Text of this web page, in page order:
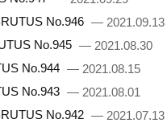
No.946 — 2021.09.13
No.945 — 2021.08.30
No.944 — 2021.08.15
No.943 — 2021.08.01
No.942 — 2021.07.13